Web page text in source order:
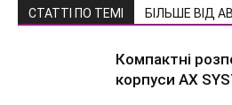
СТАТТІ ПО ТЕМІ БІЛЬШЕ ВІД
Компактні
корпуси AX